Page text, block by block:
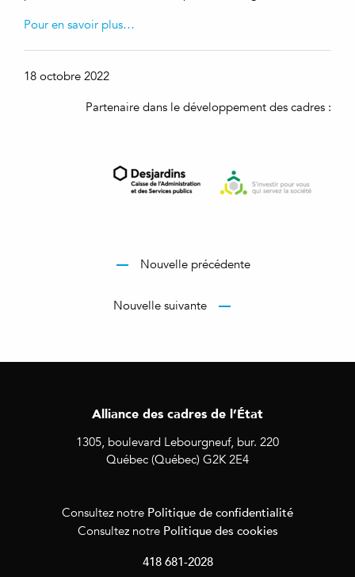
Pour en savoir plus…
18 octobre 2022
Partenaire dans le développement des cadres :
Nouvelle précédente
Nouvelle suivante
Alliance des cadres de l’État
1305, boulevard Lebourgneuf, bur. 220
Québec (Québec) G2K 2E4
Consultez notre Politique de confidentialité
Consultez notre Politique des cookies
418 681-2028